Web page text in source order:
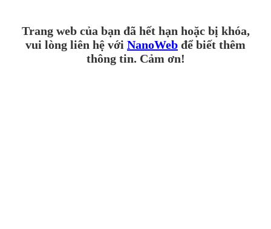
Trang web của bạn đã hết hạn hoặc bị khóa,
vui lòng liên hệ với NanoWeb để biết thêm
thông tin. Cảm ơn!